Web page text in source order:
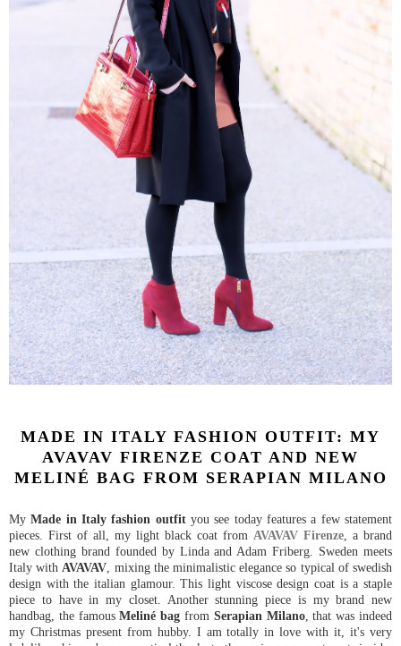
MADE IN ITALY FASHION OUTFIT: MY
AVAVAV FIRENZE COAT AND NEW
MELINÉ BAG FROM SERAPIAN MILANO
MyMade in Italy fashion outfityou see today features a few statement
pieces. First of all, my light black coat from AVAVAV Firenze, a brand
new clothing brand founded by Linda and Adam Friberg. Sweden meets
Italy withAVAVAV, mixing the minimalistic elegance so typical of swedish
design with the italian glamour. This light viscose design coat is a staple
piece to have in my closet. Another stunning piece is my brand new
handbag, the famousMeliné bag from Serapian Milano, that was indeed
my Christmas present from hubby. I am totally in love with it, it's very